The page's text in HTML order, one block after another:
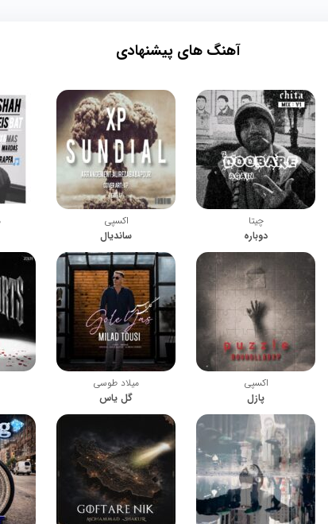
آهنگ های پیشنهادی
چیتا
دوباره
اکسپی
ساندیال
اکسپی
پازل
میلاد طوسی
گل یاس